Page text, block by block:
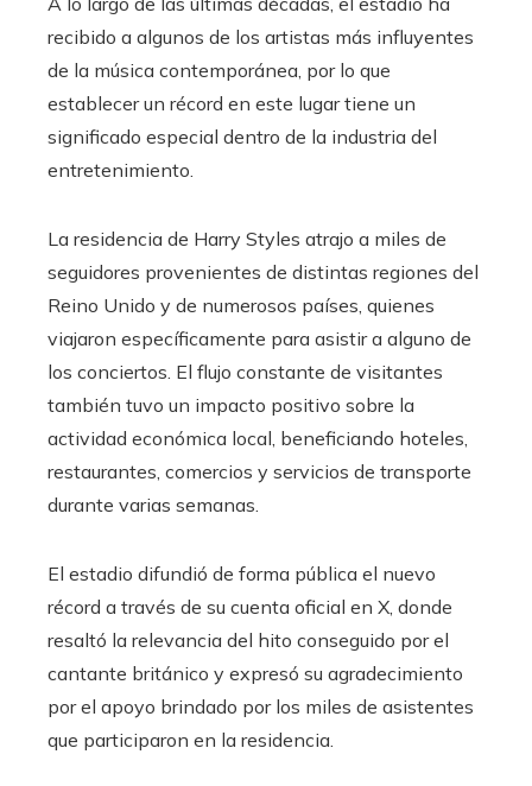
recibido a algunos de los artistas más influyentes
de la música contemporánea, por lo que
establecer un récord en este lugar tiene un
significado especial dentro de la industria del
entretenimiento.
La residencia de Harry Styles atrajo a miles de
seguidores provenientes de distintas regiones del
Reino Unido y de numerosos países, quienes
viajaron específicamente para asistir a alguno de
los conciertos. El flujo constante de visitantes
también tuvo un impacto positivo sobre la
actividad económica local, beneficiando hoteles,
restaurantes, comercios y servicios de transporte
durante varias semanas.
El estadio difundió de forma pública el nuevo
récord a través de su cuenta oficial en X, donde
resaltó la relevancia del hito conseguido por el
cantante británico y expresó su agradecimiento
por el apoyo brindado por los miles de asistentes
que participaron en la residencia.